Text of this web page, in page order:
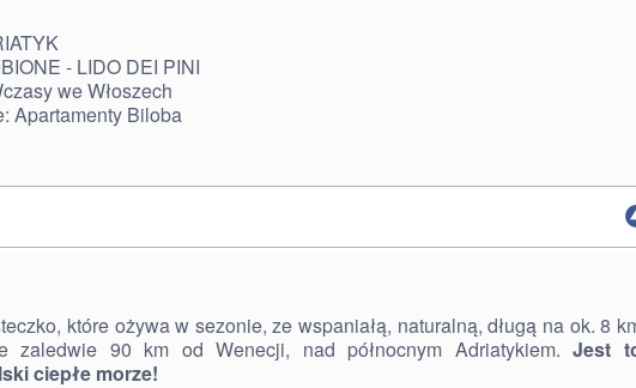
- LIDO DEI PINI
we Włoszech
Apartamenty Biloba
które ożywa w sezonie, ze wspaniałą, naturalną, długą na ok. 8
zaledwie 90 km od Wenecji, nad północnym Adriatykiem.Jest
ciepłe morze!